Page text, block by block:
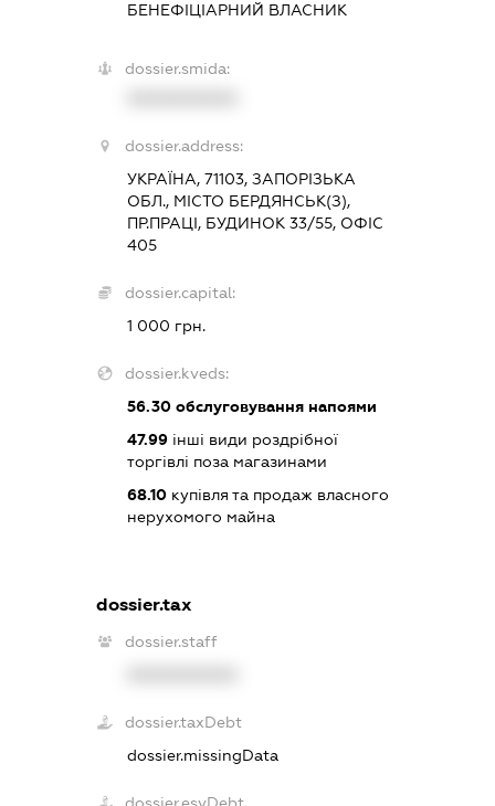
БЕНЕФІЦІАРНИЙ ВЛАСНИК
dossier.smida:
dossier.address:
УКРАЇНА, 71103, ЗАПОРІЗЬКА
ОБЛ., МІСТО БЕРДЯНСЬК(З),
ПР.ПРАЦІ, БУДИНОК 33/55, ОФІС
405
dossier.capital:
1 000 грн.
dossier.kveds:
56.30обслуговування напоями
47.99інші види роздрібної
торгівлі поза магазинами
68.10купівля та продаж власного
нерухомого майна
dossier.tax
dossier.staff
dossier.taxDebt
dossier.missingData